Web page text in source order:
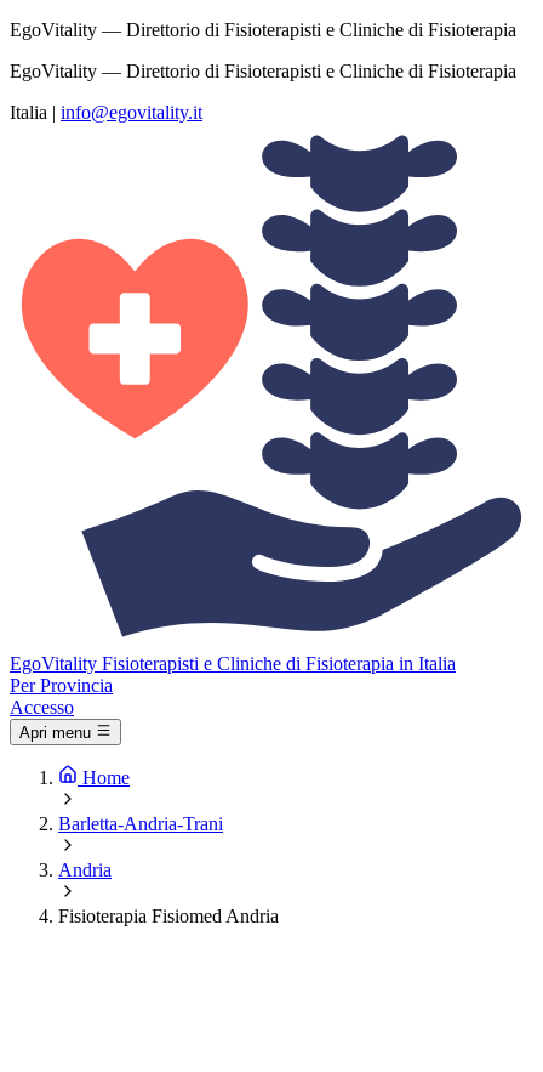
EgoVitality — Direttorio di Fisioterapisti e Cliniche di Fisioterapia
EgoVitality — Direttorio di Fisioterapisti e Cliniche di Fisioterapia
Italia | info@egovitality.it
EgoVitality Fisioterapisti e Cliniche di Fisioterapia in Italia
Per Provincia
Accesso
Apri menu
Home
Barletta-Andria-Trani
Andria
Fisioterapia Fisiomed Andria